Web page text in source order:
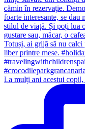
La mulți ani acestui copil,